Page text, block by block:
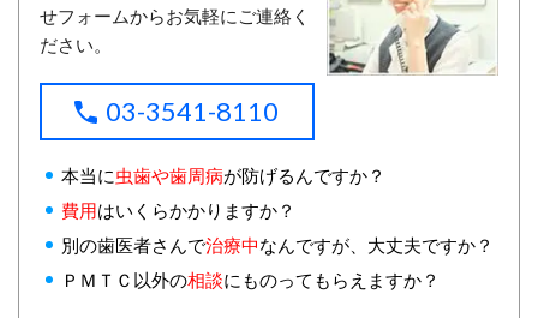
せフォームからお気軽にご連絡く
ださい。
03-3541-8110
本当に虫歯や歯周病が防げるんですか？
費用はいくらかかりますか？
別の歯医者さんで治療中なんですが、大丈夫ですか？
ＰＭＴＣ以外の相談にものってもらえますか？